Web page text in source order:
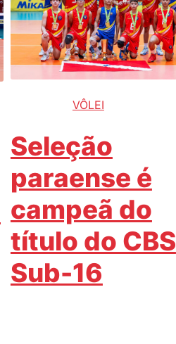
VÔLEI
Seleção
paraense é
campeã do
título do CBS
Sub-16